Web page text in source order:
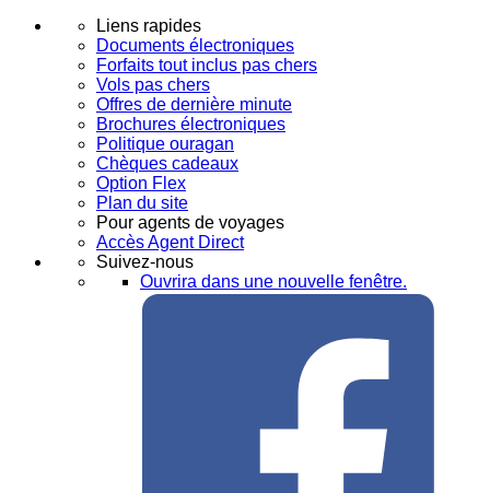
Liens rapides
Documents électroniques
Forfaits tout inclus pas chers
Vols pas chers
Offres de dernière minute
Brochures électroniques
Politique ouragan
Chèques cadeaux
Option Flex
Plan du site
Pour agents de voyages
Accès Agent Direct
Suivez-nous
Ouvrira dans une nouvelle fenêtre.